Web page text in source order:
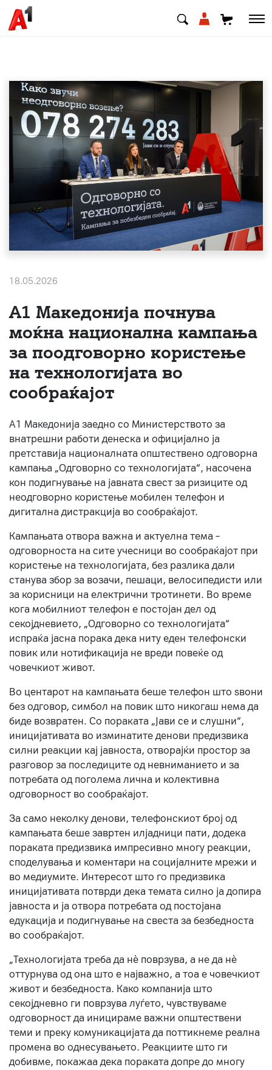
МК EN SQ
Приватни Деловни
Поддршка
Надополни кредит
#ПодобарОнлајн
18.05.2026
A1 Македонија почнува
моќна национална кампања
за поодговорно користење
на технологијата во
сообраќајот
A1 Македонија заедно со Министерството за
внатрешни работи денеска и официјално ја
претставија националната општествено одговорна
кампања „Одговорно со технологијата“, насочена
кон подигнување на јавната свест за ризиците од
неодговорно користење мобилен телефон и
дигитална дистракција во сообраќајот.
Кампањата отвора важна и актуелна тема –
одговорноста на сите учесници во сообраќајот при
користење на технологијата, без разлика дали
станува збор за возачи, пешаци, велосипедисти или
за корисници на електрични тротинети. Во време
кога мобилниот телефон е постојан дел од
секојдневието, „Одговорно со технологијата“
испраќа јасна порака дека ниту еден телефонски
повик или нотификација не вреди повеќе од
човечкиот живот.
Во центарот на кампањата беше телефон што ѕвони
без одговор, симбол на повик што никогаш нема да
биде возвратен. Со пораката „Јави се и слушни“,
иницијативата во изминатите денови предизвика
силни реакции кај јавноста, отворајќи простор за
разговор за последиците од невниманието и за
потребата од поголема лична и колективна
одговорност во сообраќајот.
За само неколку денови, телефонскиот број од
кампањата беше завртен илјадници пати, додека
пораката предизвика импресивно многу реакции,
споделувања и коментари на социјалните мрежи и
во медиумите. Интересот што го предизвика
иницијативата потврди дека темата силно ја допира
јавноста и ја отвора потребата од постојана
едукација и подигнување на свеста за безбедноста
во сообраќајот.
„Технологијата треба да нè поврзува, а не да нè
оттурнува од она што е најважно, а тоа е човечкиот
живот и безбедноста. Како компанија што
секојдневно ги поврзува луѓето, чувствуваме
одговорност да иницираме важни општествени
теми и преку комуникацијата да поттикнеме реална
промена во однесувањето. Реакциите што ги
добивме, покажаа дека пораката допре до многу